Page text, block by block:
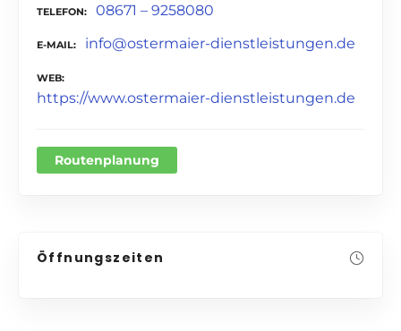
TELEFON 08671 – 9258080
E-MAIL info@ostermaier-dienstleistungen.de
WEB
https://www.ostermaier-dienstleistungen.de
Routenplanung
Öffnungszeiten